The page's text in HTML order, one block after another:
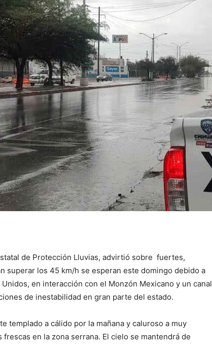
de Protección Lluvias, advirtió sobre fuertes,
superar los 45 km/h se esperan este domingo debido a
en interacción con el Monzón Mexicano y un canal
de inestabilidad en gran parte del estado.
templado a cálido por la mañana y caluroso a muy
en la zona serrana. El cielo se mantendrá de